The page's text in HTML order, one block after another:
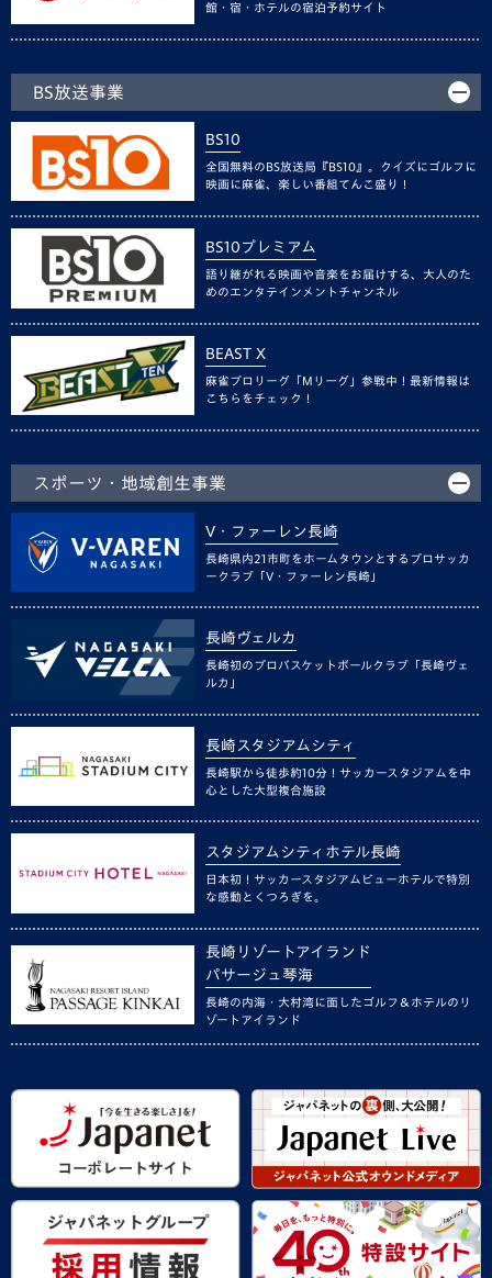
館・宿・ホテルの宿泊予約サイト
BS放送事業
BS10
全国無料のBS放送局『BS10』。クイズにゴルフに
映画に麻雀、楽しい番組てんこ盛り！
BS10プレミアム
語り継がれる映画や音楽をお届けする、大人のた
めのエンタテインメントチャンネル
BEAST X
麻雀プロリーグ「Mリーグ」参戦中！最新情報は
こちらをチェック！
スポーツ・地域創生事業
V・ファーレン長崎
長崎県内21市町をホームタウンとするプロサッカ
ークラブ「V・ファーレン長崎」
長崎ヴェルカ
長崎初のプロバスケットボールクラブ「長崎ヴェ
ルカ」
長崎スタジアムシティ
長崎駅から徒歩約10分！サッカースタジアムを中
心とした大型複合施設
スタジアムシティホテル長崎
日本初！サッカースタジアムビューホテルで特別
な感動とくつろぎを。
長崎リゾートアイランド
パサージュ琴海
長崎の内海・大村湾に面したゴルフ＆ホテルのリ
ゾートアイランド